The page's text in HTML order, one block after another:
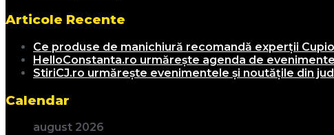
Articole Recente
Ce produse de manichiură recomandă experții
HelloConstanta.ro urmărește agenda de
StiriCJ.ro urmărește evenimentele și noutățile din
Calendar
august 2026